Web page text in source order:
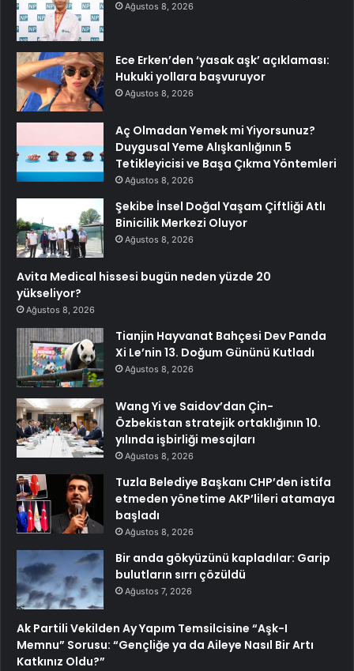
Ağustos 8, 2026
Ece Erken’den ‘yasak aşk’ açıklaması:
Hukuki yollara başvuruyor
Ağustos 8, 2026
Aç Olmadan Yemek mi Yiyorsunuz?
Duygusal Yeme Alışkanlığının 5
Tetikleyicisi ve Başa Çıkma Yöntemleri
Ağustos 8, 2026
Şekibe İnsel Doğal Yaşam Çiftliği Atlı
Binicilik Merkezi Oluyor
Ağustos 8, 2026
Avita Medical hissesi bugün neden yüzde 20
yükseliyor?
Ağustos 8, 2026
Tianjin Hayvanat Bahçesi Dev Panda
Xi Le’nin 13. Doğum Gününü Kutladı
Ağustos 8, 2026
Wang Yi ve Saidov’dan Çin-
Özbekistan stratejik ortaklığının 10.
yılında işbirliği mesajları
Ağustos 8, 2026
Tuzla Belediye Başkanı CHP’den istifa
etmeden yönetime AKP’lileri atamaya
başladı
Ağustos 8, 2026
Bir anda gökyüzünü kapladılar: Garip
bulutların sırrı çözüldü
Ağustos 7, 2026
Ak Partili Vekilden Ay Yapım Temsilcisine “Aşk-I
Memnu” Sorusu: “Gençliğe ya da Aileye Nasıl Bir Artı
Katkınız Oldu?”